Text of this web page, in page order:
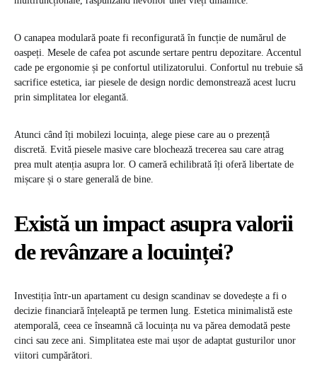
O canapea modulară poate fi reconfigurată în funcție de numărul de
oaspeți. Mesele de cafea pot ascunde sertare pentru depozitare. Accentul
cade pe ergonomie și pe confortul utilizatorului. Confortul nu trebuie să
sacrifice estetica, iar piesele de design nordic demonstrează acest lucru
prin simplitatea lor elegantă.
Atunci când îți mobilezi locuința, alege piese care au o prezență
discretă. Evită piesele masive care blochează trecerea sau care atrag
prea mult atenția asupra lor. O cameră echilibrată îți oferă libertate de
mișcare și o stare generală de bine.
Există un impact asupra valorii
de revânzare a locuinței?
Investiția într-un apartament cu design scandinav se dovedește a fi o
decizie financiară înțeleaptă pe termen lung. Estetica minimalistă este
atemporală, ceea ce înseamnă că locuința nu va părea demodată peste
cinci sau zece ani. Simplitatea este mai ușor de adaptat gusturilor unor
viitori cumpărători.